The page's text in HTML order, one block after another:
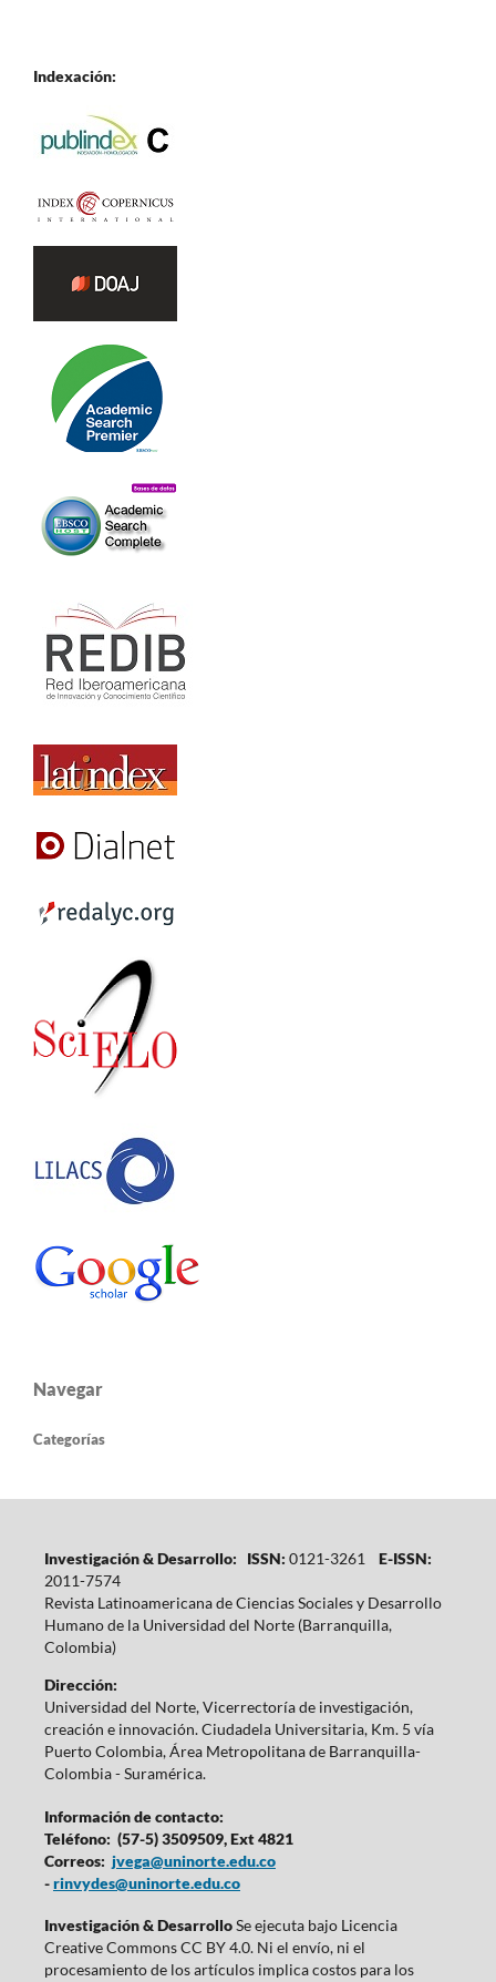
Indexación:
Navegar
Categorías
Investigación & Desarrollo: ISSN: 0121-3261
E-ISSN:
2011-7574
Revista Latinoamericana de Ciencias Sociales y Desarrollo
Humano de la Universidad del Norte (Barranquilla,
Colombia)
Dirección:
Universidad del Norte, Vicerrectoría de investigación,
creación e innovación. Ciudadela Universitaria, Km. 5 vía
Puerto Colombia, Área Metropolitana de Barranquilla-
Colombia - Suramérica.
Información de contacto:
Teléfono: (57-5) 3509509, Ext 4821
Correos: jvega@uninorte.edu.co
-rinvydes@uninorte.edu.co
Investigación & DesarrolloSe ejecuta bajo Licencia
Creative Commons CC BY 4.0. Ni el envío, ni el
procesamiento de los artículos implica costos para los